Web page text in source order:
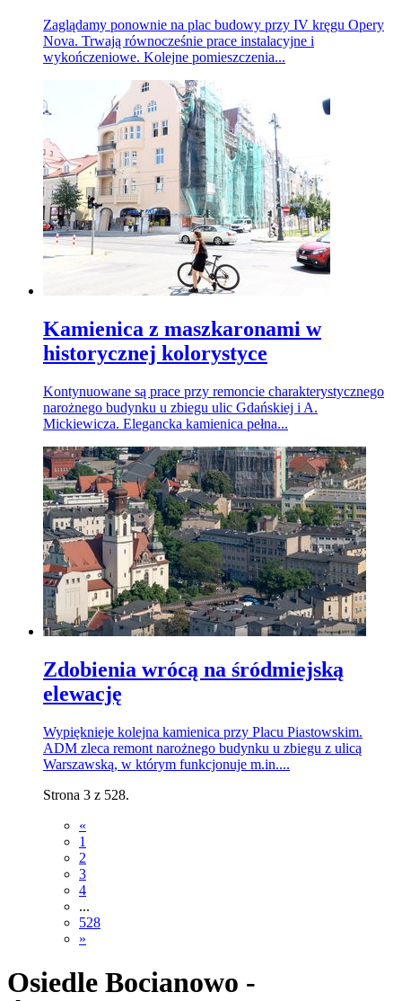
Zaglądamy ponownie na plac budowy przy IV kręgu Opery
Nova. Trwają równocześnie prace instalacyjne i
wykończeniowe. Kolejne pomieszczenia...
Kamienica z maszkaronami w
historycznej kolorystyce
Kontynuowane są prace przy remoncie charakterystycznego
narożnego budynku u zbiegu ulic Gdańskiej i A.
Mickiewicza. Elegancka kamienica pełna...
Zdobienia wrócą na śródmiejską
elewację
Wypięknieje kolejna kamienica przy Placu Piastowskim.
ADM zleca remont narożnego budynku u zbiegu z ulicą
Warszawską, w którym funkcjonuje m.in....
Strona 3 z 528.
«
1
2
3
4
...
528
»
Osiedle Bocianowo -